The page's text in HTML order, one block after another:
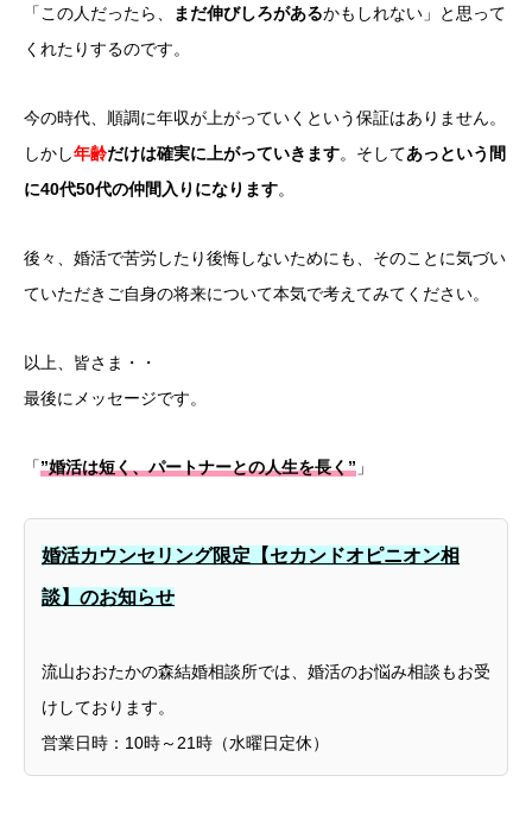
「この人だったら、
まだ伸びしろがあるかもしれない」と思って
くれたりするのです。
今の時代、順調に年収が上がっていくという保証はありません。
しかし年齢だけは確実に上がっていきます。そしてあっという間
に40代50代の仲間入りになります。
後々、婚活で苦労したり後悔しないためにも、そのことに気づい
ていただきご自身の将来について本気で考えてみてください。
以上、皆さま・・
最後にメッセージです。
「”婚活は短く、パートナーとの人生を長く” 」
婚活カウンセリング限定【セカンドオピニオン相
談】のお知らせ
流山おおたかの森結婚相談所では、婚活のお悩み相談もお受
けしております。
営業日時：10時～21時（水曜日定休）